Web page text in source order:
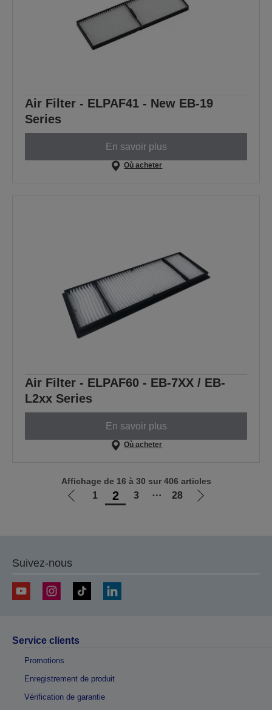
Air Filter - ELPAF41 - New EB-19
Series
En savoir plus
Où acheter
Air Filter - ELPAF60 - EB-7XX / EB-
L2xx Series
En savoir plus
Où acheter
Aller
1 2 3 ⋯ 28
Aller
Affichage de 16 à 30 sur 406 articles
Suivez-nous
Service clients
Promotions
Enregistrement de produit
Vérification de garantie